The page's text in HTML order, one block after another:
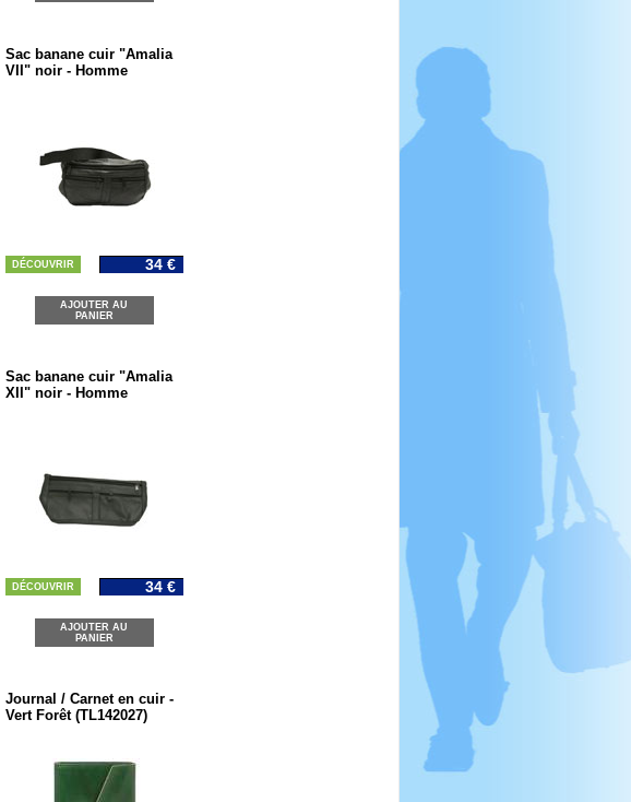
Sac banane cuir "Amalia
VII" noir - Homme
DÉCOUVRIR 34 €
AJOUTER AU
PANIER
Sac banane cuir "Amalia
XII" noir - Homme
DÉCOUVRIR 34 €
AJOUTER AU
PANIER
Journal / Carnet en cuir -
Vert Forêt (TL142027)